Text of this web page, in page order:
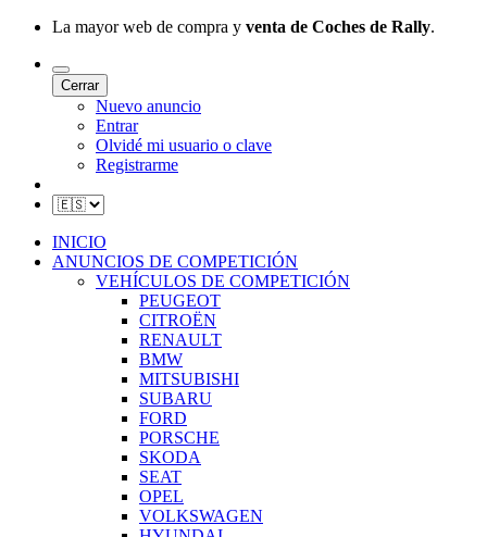
La mayor web de compra y venta de Coches de Rally.
Cerrar
Nuevo anuncio
Entrar
Olvidé mi usuario o clave
Registrarme
INICIO
ANUNCIOS DE COMPETICIÓN
VEHÍCULOS DE COMPETICIÓN
PEUGEOT
CITROËN
RENAULT
BMW
MITSUBISHI
SUBARU
FORD
PORSCHE
SKODA
SEAT
OPEL
VOLKSWAGEN